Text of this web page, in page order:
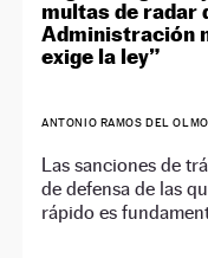
multas de radar
Administración
exige la ley”
ANTONIO RAMOS DEL OLMO
Las sanciones de
de defensa de las
rápido es